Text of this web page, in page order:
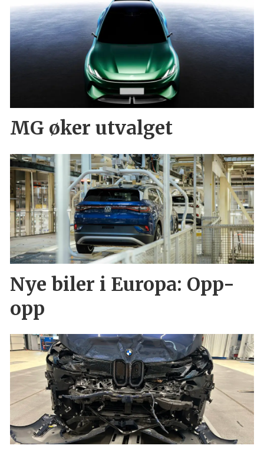
MG øker utvalget
Nye biler i Europa: Opp-
opp